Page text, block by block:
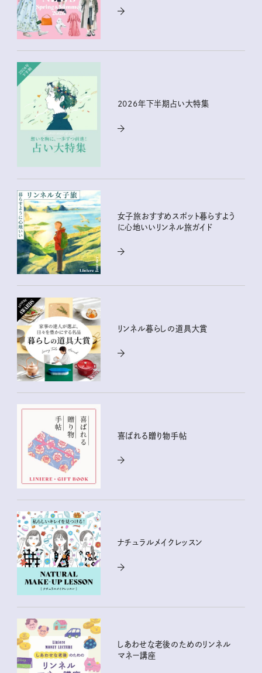
2026年下半期占い大特集
女子旅おすすめスポット暮らすよう
に心地いいリンネル旅ガイド
リンネル暮らしの道具大賞
喜ばれる贈り物手帖
ナチュラルメイクレッスン
しあわせな老後のためのリンネル
マネー講座